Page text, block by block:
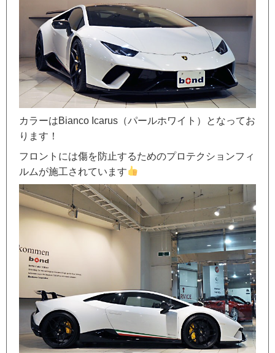
カラーはBianco Icarus（パールホワイト）となってお
ります！
フロントには傷を防止するためのプロテクションフィ
ルムが施工されています